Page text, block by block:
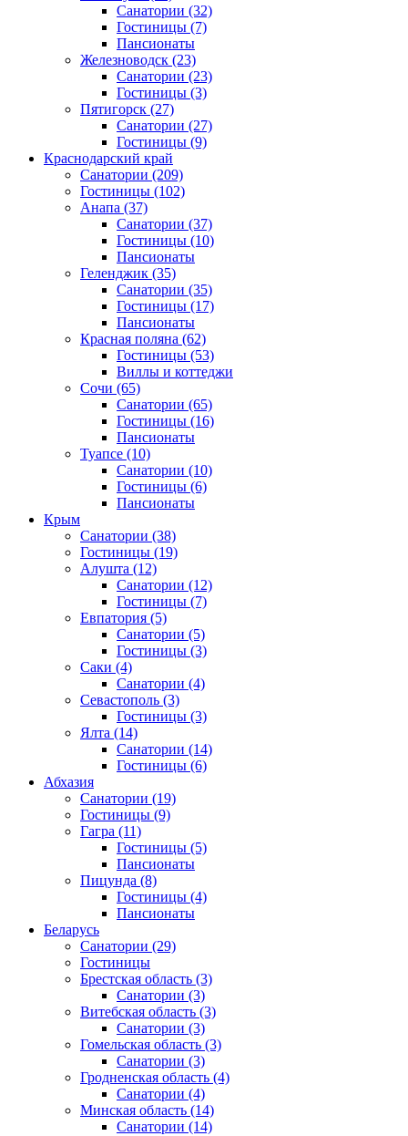
Санатории (32)
Гостиницы (7)
Пансионаты
Железноводск (23)
Санатории (23)
Гостиницы (3)
Пятигорск (27)
Санатории (27)
Гостиницы (9)
Краснодарский край
Санатории (209)
Гостиницы (102)
Анапа (37)
Санатории (37)
Гостиницы (10)
Пансионаты
Геленджик (35)
Санатории (35)
Гостиницы (17)
Пансионаты
Красная поляна (62)
Гостиницы (53)
Виллы и коттеджи
Сочи (65)
Санатории (65)
Гостиницы (16)
Пансионаты
Туапсе (10)
Санатории (10)
Гостиницы (6)
Пансионаты
Крым
Санатории (38)
Гостиницы (19)
Алушта (12)
Санатории (12)
Гостиницы (7)
Евпатория (5)
Санатории (5)
Гостиницы (3)
Саки (4)
Санатории (4)
Севастополь (3)
Гостиницы (3)
Ялта (14)
Санатории (14)
Гостиницы (6)
Абхазия
Санатории (19)
Гостиницы (9)
Гагра (11)
Гостиницы (5)
Пансионаты
Пицунда (8)
Гостиницы (4)
Пансионаты
Беларусь
Санатории (29)
Гостиницы
Брестская область (3)
Санатории (3)
Витебская область (3)
Санатории (3)
Гомельская область (3)
Санатории (3)
Гродненская область (4)
Санатории (4)
Минская область (14)
Санатории (14)